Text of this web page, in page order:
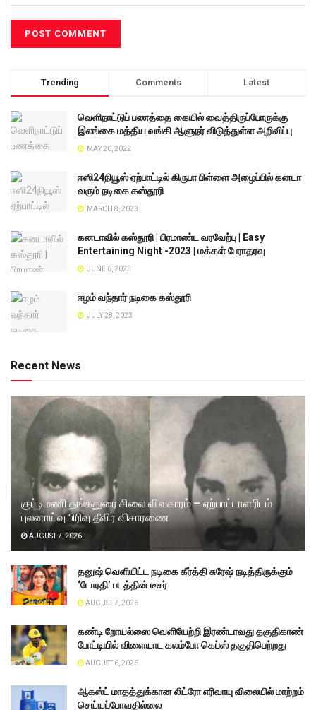
Trending Comments Latest
வெளிநாட்டுப் பணத்தை கையில் வைத்திருப்போருக்கு
இலங்கை மத்திய வங்கி ஆளுநர் விடுத்துள்ள அறிவிப்பு
MAY 20, 2022
ஈஸி24நியூஸ் ஏற்பாட்டில் கிருபா பிள்ளை அழைப்பில் கனடா
வரும் நடிகை கஸ்தூரி
MARCH 8, 2023
கனடாவில் கஸ்தூரி | பிரமாண்ட வரவேற்பு | Easy
Entertaining Night -2023 | மக்கள் பேராதரவு
JUNE 6, 2023
ஈழம் வந்தார் நடிகை கஸ்தூரி
JULY 28, 2023
Recent News
குட்டிமணி தங்கதுரை சிலை விவகாரம் – ஏற்பாட்டாளரிடம்
புலனாய்வு பிரிவு தீவிர விசாரணை
AUGUST 7, 2026
தனுஷ் வெளியிட்ட நடிகை கீர்த்தி சுரேஷ் நடித்திருக்கும்
‘டோரதி’ படத்தின் டீசர்
AUGUST 7, 2026
கண்டி றோயல்ஸை வெளியேற்றி இரண்டாவது தகுதிகாண்
போட்டியில் விளையாட கலம்போ கெப்ஸ் தகுதிபெற்றது
AUGUST 6, 2026
ஆகஸ்ட் மாதத்துக்கான லிட்ரோ எரிவாயு விலையில் மாற்றம்
செய்யப்போவதில்லை